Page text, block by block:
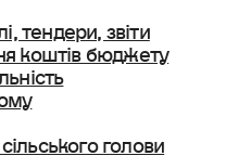
тендери, звіти
коштів бюджету
голови